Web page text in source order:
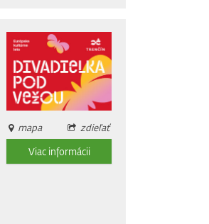
mapa
zdieľať
Viac informácii